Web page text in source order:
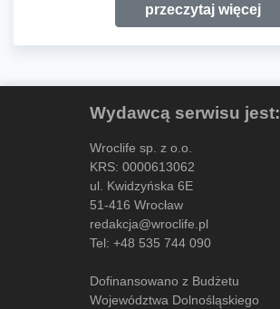
przeczytaj więcej
Wydawcą serwisu jest:
Wroclife sp. z o.o.
KRS: 0000613062
ul. Kwidzyńska 6E
51-416 Wrocław
redakcja@wroclife.pl
Tel: +48 535 744 090
Dofinansowano z Budżetu
Województwa Dolnośląskiego